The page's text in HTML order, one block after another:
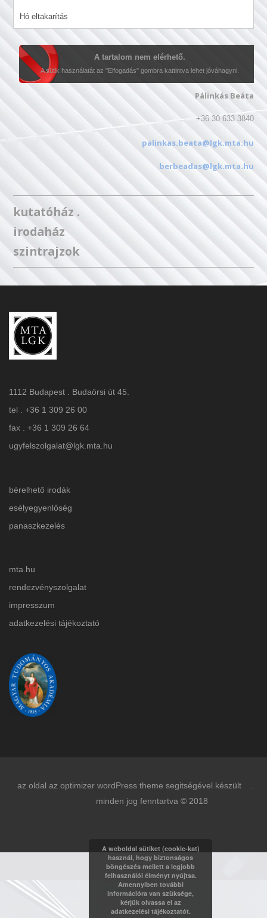
Hó eltakarítás
A tartalom nem elérhető.
A sütik használatát az "Elfogadás" gombra kattintva lehet jóváhagyni.
Pálinkás Beáta
+36 30 633 3840
palinkas.beata@lgk.mta.hu
berbeadas@lgk.mta.hu
kutatóház .
irodaház
szintrajzok
1112 Budapest . Budaörsi út 45.
tel . +36 1 309 26 00
fax . +36 1 309 26 64
ugyfelszolgalat@lgk.mta.hu
bérelhető irodák
esélyegyenlőség
panaszkezelés
mta.hu
rendezvényszolgalat
impresszum
adatkezelési tájékoztató
az oldal az optimizer wordPress theme segitségével készült .
minden jog fenntartva © 2018
A weboldal sütiket (cookie-kat)
használ, hogy biztonságos
böngészés mellett a legjobb
felhasználói élményt nyújtsa.
Amennyiben további
információra van szüksége,
kérjük olvassa el az
adatkezelési tájékoztatót.